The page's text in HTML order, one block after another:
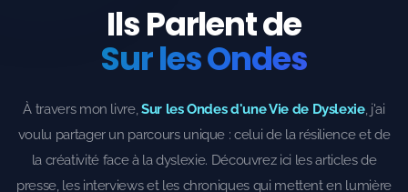
Ils Parlent de
Sur les Ondes
À travers mon livre,Sur les Ondes d'une Vie de Dyslexie, j'ai
voulu partager un parcours unique : celui de la résilience et de
la créativité face à la dyslexie. Découvrez ici les articles de
presse, les interviews et les chroniques qui mettent en lumière